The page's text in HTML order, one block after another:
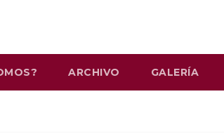
ARCHIVO GALERÍA